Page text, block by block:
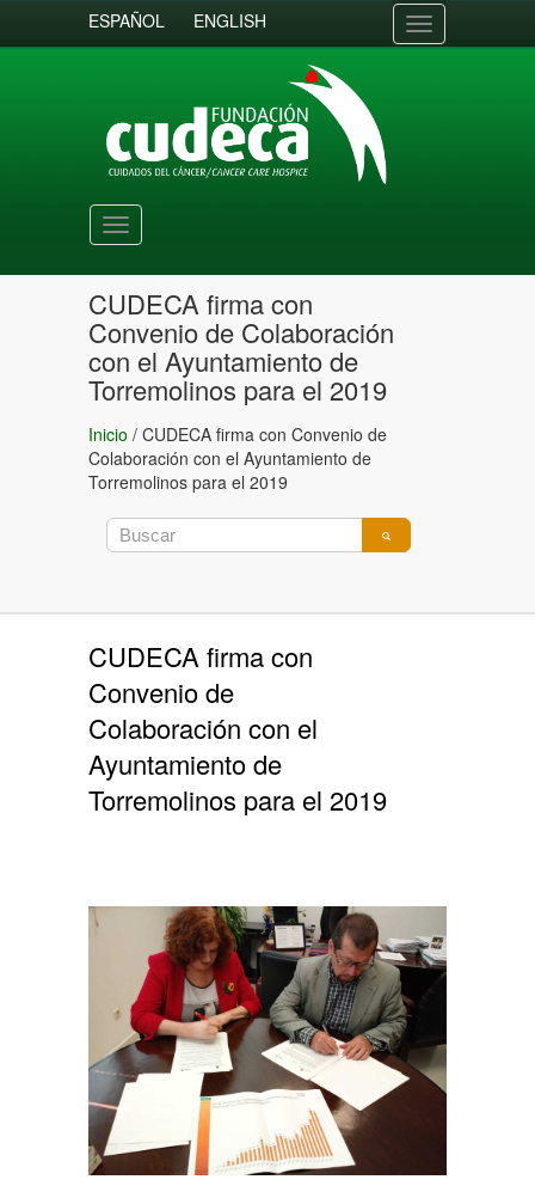
ESPAÑOL ENGLISH
Toggle
navigation
Toggle
navigation
CUDECA firma con
Convenio de Colaboración
con el Ayuntamiento de
Torremolinos para el 2019
Inicio / CUDECA firma con Convenio de
Colaboración con el Ayuntamiento de
Torremolinos para el 2019
CUDECA firma con
Convenio de
Colaboración con el
Ayuntamiento de
Torremolinos para el 2019